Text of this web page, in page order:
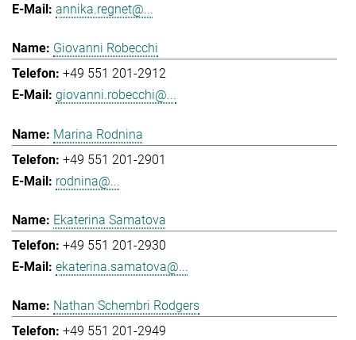
annika.regnet@...
Giovanni Robecchi
+49 551 201-2912
giovanni.robecchi@...
Marina Rodnina
+49 551 201-2901
rodnina@...
Ekaterina Samatova
+49 551 201-2930
ekaterina.samatova@...
Nathan Schembri Rodgers
+49 551 201-2949